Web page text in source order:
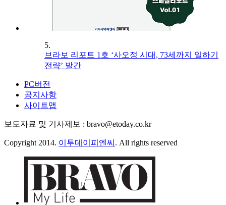
5.
브라보 리포트 1호 ‘사오정 시대, 73세까지 일하기
전략’ 발간
PC버전
공지사항
사이트맵
보도자료 및 기사제보 : bravo@etoday.co.kr
Copyright 2014. 이투데이피엔씨 . All rights reserved